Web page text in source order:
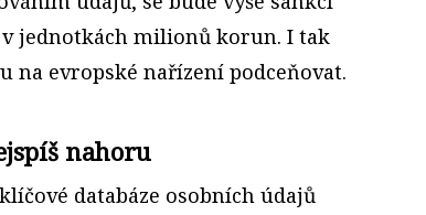
jednotkách milionů korun. I tak
na evropské nařízení podceňovat.
nahoru
databáze osobních údajů